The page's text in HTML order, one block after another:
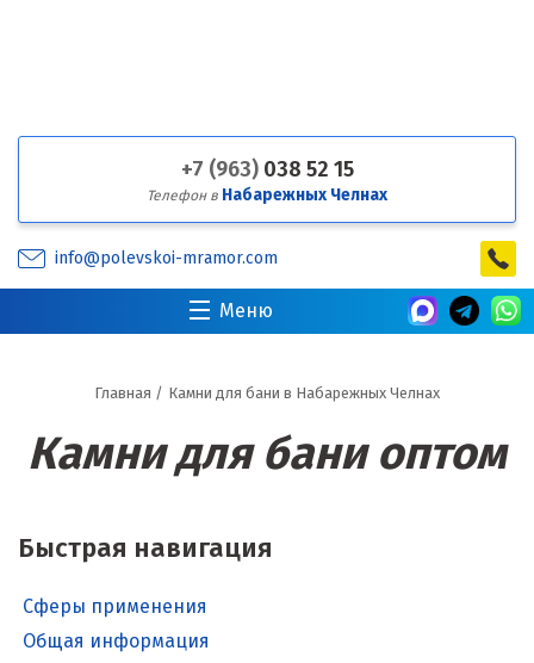
+7 (963) 038 52 15
Телефон в Набарежных Челнах
info@polevskoi-mramor.com
Меню
Главная / Камни для бани в Набарежных Челнах
Камни для бани оптом
Быстрая навигация
Сферы применения
Общая информация